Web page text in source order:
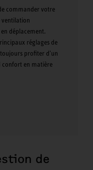
commander votre
ventilation
déplacement.
réglages de
profiter d'un
en matière
de